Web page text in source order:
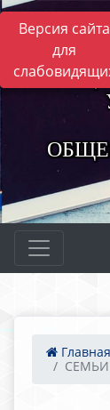
Версия сайта
для
Главная